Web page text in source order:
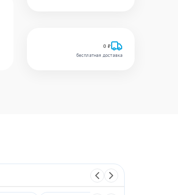
0 ₽
бесплатная доставка